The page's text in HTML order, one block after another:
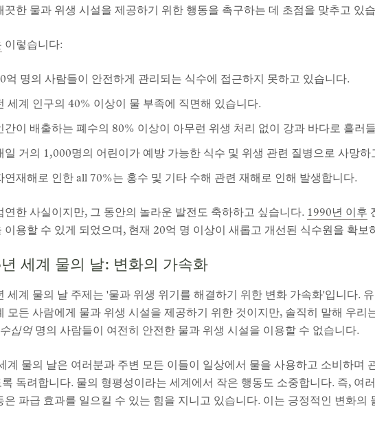
끗한 물과 위생 시설을 제공하기 위한 행동을 촉구하는 데 초점을 맞추고 있
이렇습니다:
억 명의 사람들이 안전하게 관리되는 식수에 접근하지 못하고 있습니다.
세계 인구의 40% 이상이 물 부족에 직면해 있습니다.
간이 배출하는 폐수의 80% 이상이 아무런 위생 처리 없이 강과 바다로 흘러
일 거의 1,000명의 어린이가 예방 가능한 식수 및 위생 관련 질병으로 사망하
연재해로 인한 all 70%는 홍수 및 기타 수해 관련 재해로 인해 발생합니다.
연한 사실이지만, 그 동안의 놀라운 발전도 축하하고 싶습니다. 1990년 이후
이용할 수 있게 되었으며, 현재 20억 명 이상이 새롭고 개선된 식수원을 확보
세계 물의 날: 변화의 가속화
세계 물의 날 주제는 '물과 위생 위기를 해결하기 위한 변화 가속화'입니다. 유
모든 사람에게 물과 위생 시설을 제공하기 위한 것이지만, 솔직히 말해 우리
수십억 명의 사람들이 여전히 안전한 물과 위생 시설을 이용할 수 없습니다.
계 물의 날은 여러분과 주변 모든 이들이 일상에서 물을 사용하고 소비하며
독려합니다. 물의 형평성이라는 세계에서 작은 행동도 소중합니다. 즉, 여
은 파급 효과를 일으킬 수 있는 힘을 지니고 있습니다. 이는 긍정적인 변화의